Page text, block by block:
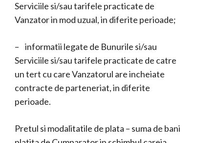
Serviciile si/sau tarifele practicate de
Vanzator in mod uzual, in diferite perioade;
– informatii legate de Bunurile si/sau
Serviciile si/sau tarifele practicate de catre
un tert cu care Vanzatorul are incheiate
contracte de parteneriat, in diferite
perioade.
Pretul si modalitatile de plata – suma de bani